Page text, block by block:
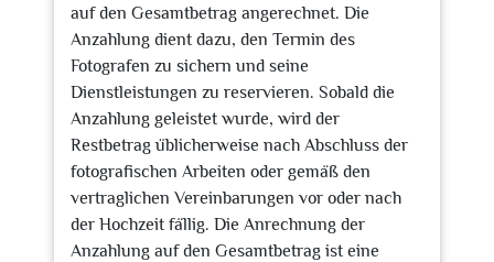
auf den Gesamtbetrag angerechnet. Die
Anzahlung dient dazu, den Termin des
Fotografen zu sichern und seine
Dienstleistungen zu reservieren. Sobald die
Anzahlung geleistet wurde, wird der
Restbetrag üblicherweise nach Abschluss der
fotografischen Arbeiten oder gemäß den
vertraglichen Vereinbarungen vor oder nach
der Hochzeit fällig. Die Anrechnung der
Anzahlung auf den Gesamtbetrag ist eine